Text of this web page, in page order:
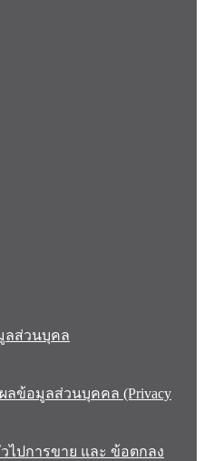
ลส่วนบุคล
ลข้อมูลส่วนบุคคล (Privacy
ไปการขาย และ ข้อตกลง